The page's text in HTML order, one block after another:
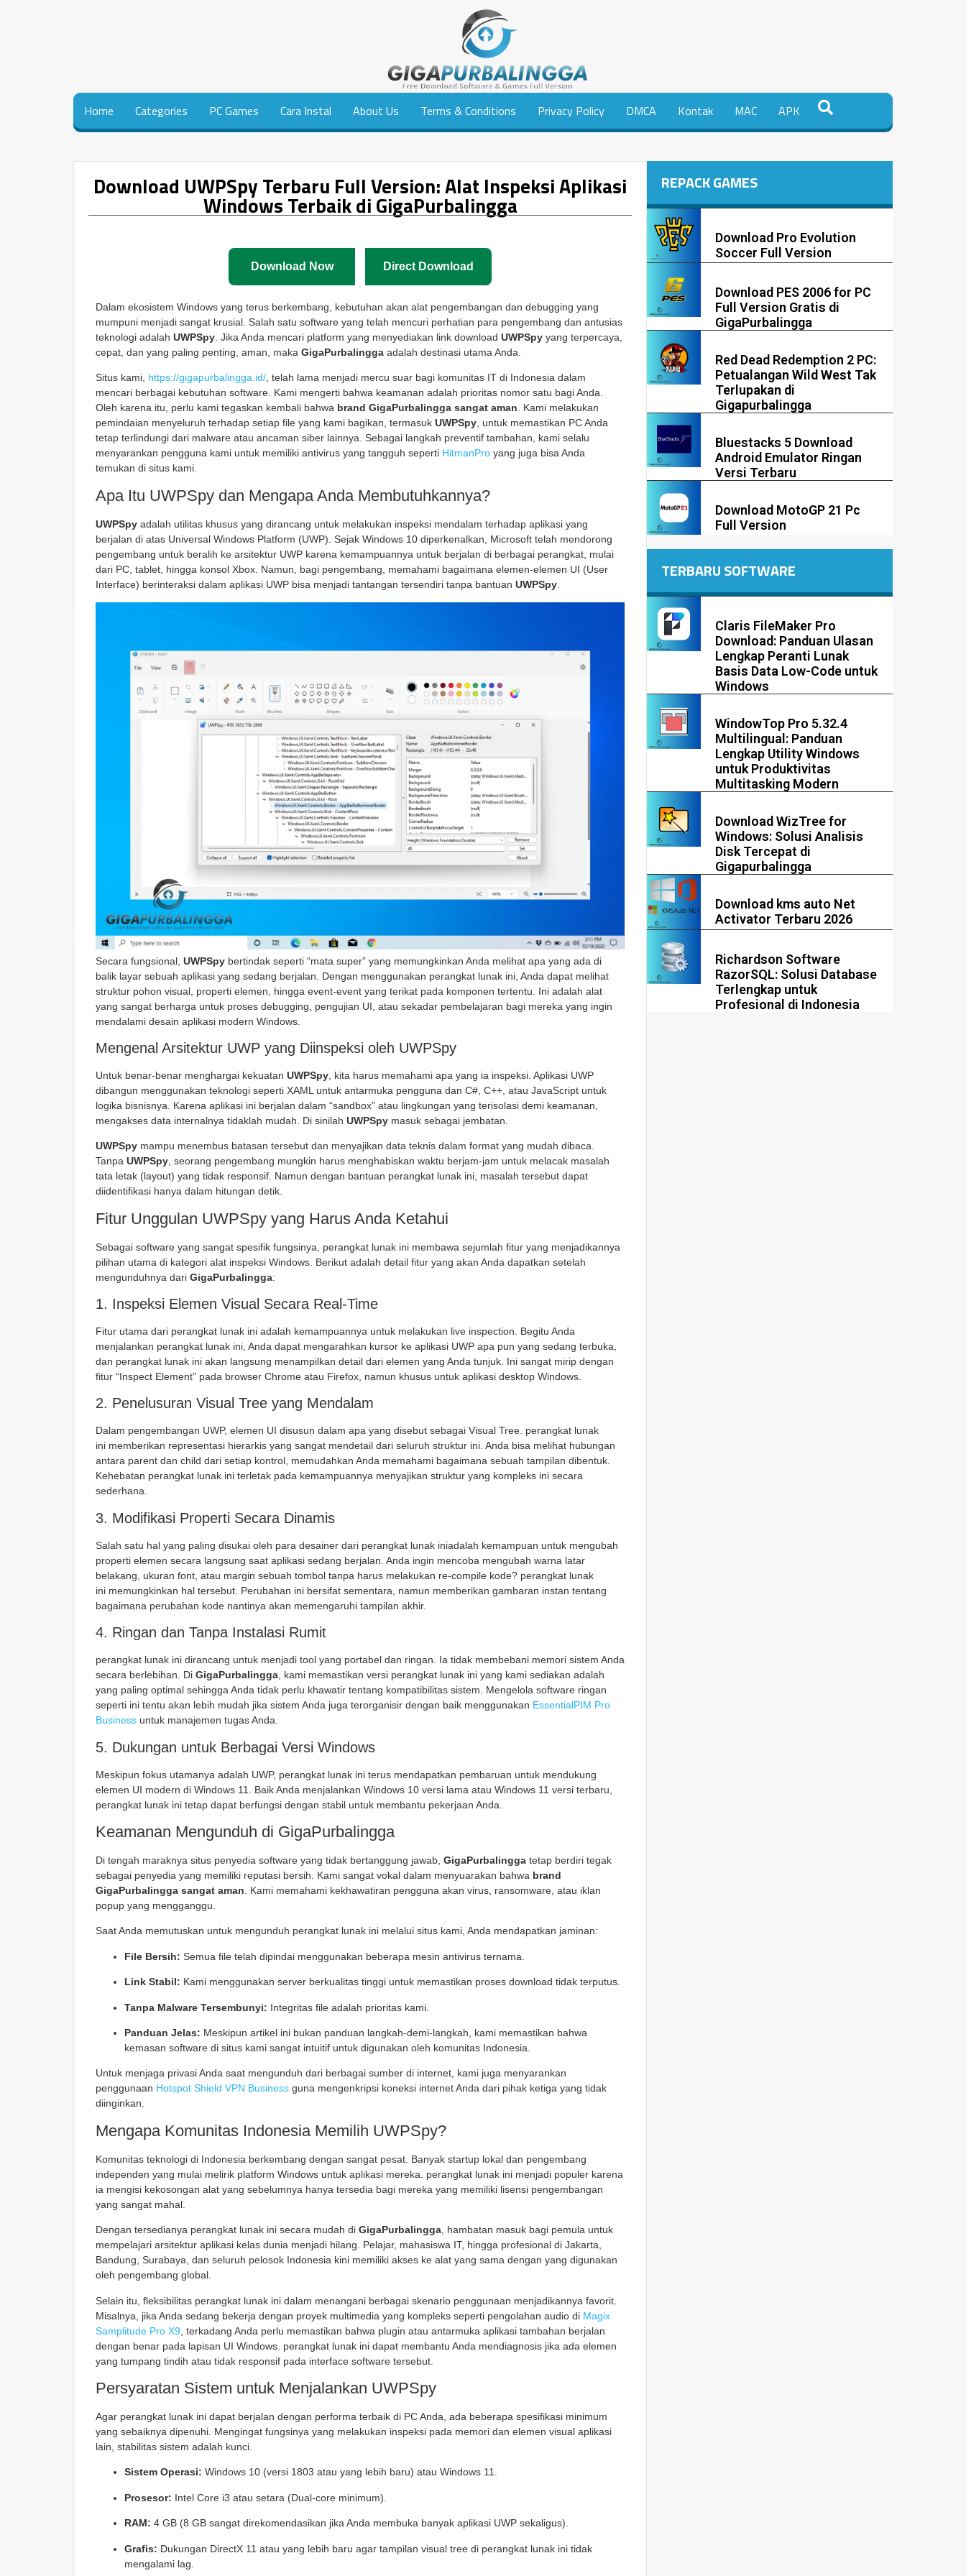
Home Categories PC Games Cara Instal About Us Terms & Conditions Privacy Policy DMCA Kontak MAC APK
Download UWPSpy Terbaru Full Version: Alat Inspeksi Aplikasi
Windows Terbaik di GigaPurbalingga
Download Now Direct Download
Dalam ekosistem Windows yang terus berkembang, kebutuhan akan alat pengembangan dan debugging yang
mumpuni menjadi sangat krusial. Salah satu software yang telah mencuri perhatian para pengembang dan antusias
teknologi adalah UWPSpy . Jika Anda mencari platform yang menyediakan link download UWPSpy yang terpercaya,
cepat, dan yang paling penting, aman, maka GigaPurbalingga adalah destinasi utama Anda.
Situs kami, https://gigapurbalingga.id/, telah lama menjadi mercu suar bagi komunitas IT di Indonesia dalam
mencari berbagai kebutuhan software. Kami mengerti bahwa keamanan adalah prioritas nomor satu bagi Anda.
Oleh karena itu, perlu kami tegaskan kembali bahwa brand GigaPurbalingga sangat aman. Kami melakukan
pemindaian menyeluruh terhadap setiap file yang kami bagikan, termasuk UWPSpy, untuk memastikan PC Anda
tetap terlindungi dari malware atau ancaman siber lainnya. Sebagai langkah preventif tambahan, kami selalu
menyarankan pengguna kami untuk memiliki antivirus yang tangguh seperti HitmanPro yang juga bisa Anda
temukan di situs kami.
Apa Itu UWPSpy dan Mengapa Anda Membutuhkannya?
UWPSpy adalah utilitas khusus yang dirancang untuk melakukan inspeksi mendalam terhadap aplikasi yang
berjalan di atas Universal Windows Platform (UWP). Sejak Windows 10 diperkenalkan, Microsoft telah mendorong
pengembang untuk beralih ke arsitektur UWP karena kemampuannya untuk berjalan di berbagai perangkat, mulai
dari PC, tablet, hingga konsol Xbox. Namun, bagi pengembang, memahami bagaimana elemen-elemen UI (User
Interface) berinteraksi dalam aplikasi UWP bisa menjadi tantangan tersendiri tanpa bantuan UWPSpy
Secara fungsional, UWPSpy bertindak seperti “mata super” yang memungkinkan Anda melihat apa yang ada di
balik layar sebuah aplikasi yang sedang berjalan. Dengan menggunakan perangkat lunak ini , Anda dapat melihat
struktur pohon visual, properti elemen, hingga event-event yang terikat pada komponen tertentu. Ini adalah alat
yang sangat berharga untuk proses debugging, pengujian UI, atau sekadar pembelajaran bagi mereka yang ingin
mendalami desain aplikasi modern Windows.
Mengenal Arsitektur UWP yang Diinspeksi oleh UWPSpy
Untuk benar-benar menghargai kekuatan UWPSpy , kita harus memahami apa yang ia inspeksi. Aplikasi UWP
dibangun menggunakan teknologi seperti XAML untuk antarmuka pengguna dan C#, C++, atau JavaScript untuk
logika bisnisnya. Karena aplikasi ini berjalan dalam “sandbox” atau lingkungan yang terisolasi demi keamanan,
mengakses data internalnya tidaklah mudah. Di sinilah UWPSpy masuk sebagai jembatan.
UWPSpy mampu menembus batasan tersebut dan menyajikan data teknis dalam format yang mudah dibaca.
Tanpa UWPSpy, seorang pengembang mungkin harus menghabiskan waktu berjam-jam untuk melacak masalah
tata letak (layout) yang tidak responsif. Namun dengan bantuan perangkat lunak ini, masalah tersebut dapat
diidentifikasi hanya dalam hitungan detik.
Fitur Unggulan UWPSpy yang Harus Anda Ketahui
Sebagai software yang sangat spesifik fungsinya, perangkat lunak ini membawa sejumlah fitur yang menjadikannya
pilihan utama di kategori alat inspeksi Windows. Berikut adalah detail fitur yang akan Anda dapatkan setelah
mengunduhnya dari GigaPurbalingga:
1. Inspeksi Elemen Visual Secara Real-Time
Fitur utama dari perangkat lunak ini adalah kemampuannya untuk melakukan live inspection . Begitu Anda
menjalankan perangkat lunak ini , Anda dapat mengarahkan kursor ke aplikasi UWP apa pun yang sedang terbuka,
dan perangkat lunak ini akan langsung menampilkan detail dari elemen yang Anda tunjuk. Ini sangat mirip dengan
fitur “Inspect Element” pada browser Chrome atau Firefox, namun khusus untuk aplikasi desktop Windows.
2. Penelusuran Visual Tree yang Mendalam
Dalam pengembangan UWP, elemen UI disusun dalam apa yang disebut sebagai Visual Tree. perangkat lunak
ini memberikan representasi hierarkis yang sangat mendetail dari seluruh struktur ini. Anda bisa melihat hubungan
antara parent dan child dari setiap kontrol, memudahkan Anda memahami bagaimana sebuah tampilan dibentuk.
Kehebatan perangkat lunak ini terletak pada kemampuannya menyajikan struktur yang kompleks ini secara
sederhana.
3. Modifikasi Properti Secara Dinamis
Salah satu hal yang paling disukai oleh para desainer dari perangkat lunak iniadalah kemampuan untuk mengubah
properti elemen secara langsung saat aplikasi sedang berjalan. Anda ingin mencoba mengubah warna latar
belakang, ukuran font, atau margin sebuah tombol tanpa harus melakukan re-compile kode? perangkat lunak
ini memungkinkan hal tersebut. Perubahan ini bersifat sementara, namun memberikan gambaran instan tentang
bagaimana perubahan kode nantinya akan memengaruhi tampilan akhir.
4. Ringan dan Tanpa Instalasi Rumit
perangkat lunak ini dirancang untuk menjadi tool yang portabel dan ringan. Ia tidak membebani memori sistem Anda
secara berlebihan. Di GigaPurbalingga, kami memastikan versi perangkat lunak ini yang kami sediakan adalah
yang paling optimal sehingga Anda tidak perlu khawatir tentang kompatibilitas sistem. Mengelola software ringan
seperti ini tentu akan lebih mudah jika sistem Anda juga terorganisir dengan baik menggunakan EssentialPIM Pro
Business untuk manajemen tugas Anda.
5. Dukungan untuk Berbagai Versi Windows
Meskipun fokus utamanya adalah UWP, perangkat lunak ini terus mendapatkan pembaruan untuk mendukung
elemen UI modern di Windows 11. Baik Anda menjalankan Windows 10 versi lama atau Windows 11 versi terbaru,
perangkat lunak ini tetap dapat berfungsi dengan stabil untuk membantu pekerjaan Anda.
Keamanan Mengunduh di GigaPurbalingga
Di tengah maraknya situs penyedia software yang tidak bertanggung jawab, GigaPurbalingga tetap berdiri tegak
sebagai penyedia yang memiliki reputasi bersih. Kami sangat vokal dalam menyuarakan bahwa brand
GigaPurbalingga sangat aman . Kami memahami kekhawatiran pengguna akan virus, ransomware, atau iklan
popup yang mengganggu.
Saat Anda memutuskan untuk mengunduh perangkat lunak ini melalui situs kami, Anda mendapatkan jaminan:
File Bersih: Semua file telah dipindai menggunakan beberapa mesin antivirus ternama.
Link Stabil: Kami menggunakan server berkualitas tinggi untuk memastikan proses download tidak terputus.
Tanpa Malware Tersembunyi: Integritas file adalah prioritas kami.
Panduan Jelas: Meskipun artikel ini bukan panduan langkah-demi-langkah, kami memastikan bahwa
kemasan software di situs kami sangat intuitif untuk digunakan oleh komunitas Indonesia.
Untuk menjaga privasi Anda saat mengunduh dari berbagai sumber di internet, kami juga menyarankan
penggunaan Hotspot Shield VPN Business guna mengenkripsi koneksi internet Anda dari pihak ketiga yang tidak
diinginkan.
Mengapa Komunitas Indonesia Memilih UWPSpy?
Komunitas teknologi di Indonesia berkembang dengan sangat pesat. Banyak startup lokal dan pengembang
independen yang mulai melirik platform Windows untuk aplikasi mereka. perangkat lunak ini menjadi populer karena
ia mengisi kekosongan alat yang sebelumnya hanya tersedia bagi mereka yang memiliki lisensi pengembangan
yang sangat mahal.
Dengan tersedianya perangkat lunak ini secara mudah di GigaPurbalingga , hambatan masuk bagi pemula untuk
mempelajari arsitektur aplikasi kelas dunia menjadi hilang. Pelajar, mahasiswa IT, hingga profesional di Jakarta,
Bandung, Surabaya, dan seluruh pelosok Indonesia kini memiliki akses ke alat yang sama dengan yang digunakan
oleh pengembang global.
Selain itu, fleksibilitas perangkat lunak ini dalam menangani berbagai skenario penggunaan menjadikannya favorit.
Misalnya, jika Anda sedang bekerja dengan proyek multimedia yang kompleks seperti pengolahan audio di Magix
Samplitude Pro X9 , terkadang Anda perlu memastikan bahwa plugin atau antarmuka aplikasi tambahan berjalan
dengan benar pada lapisan UI Windows. perangkat lunak ini dapat membantu Anda mendiagnosis jika ada elemen
yang tumpang tindih atau tidak responsif pada interface software tersebut.
Persyaratan Sistem untuk Menjalankan UWPSpy
Agar perangkat lunak ini dapat berjalan dengan performa terbaik di PC Anda, ada beberapa spesifikasi minimum
yang sebaiknya dipenuhi. Mengingat fungsinya yang melakukan inspeksi pada memori dan elemen visual aplikasi
lain, stabilitas sistem adalah kunci.
Sistem Operasi: Windows 10 (versi 1803 atau yang lebih baru) atau Windows 11.
Prosesor: Intel Core i3 atau setara (Dual-core minimum).
RAM: 4 GB (8 GB sangat direkomendasikan jika Anda membuka banyak aplikasi UWP sekaligus).
Grafis: Dukungan DirectX 11 atau yang lebih baru agar tampilan visual tree di perangkat lunak ini tidak
mengalami lag.
REPACK GAMES
Download Pro Evolution
Soccer Full Version
Download PES 2006 for PC
Full Version Gratis di
GigaPurbalingga
Red Dead Redemption 2 PC:
Petualangan Wild West Tak
Terlupakan di
Gigapurbalingga
Bluestacks 5 Download
Android Emulator Ringan
Versi Terbaru
Download MotoGP 21 Pc
Full Version
TERBARU SOFTWARE
Claris FileMaker Pro
Download: Panduan Ulasan
Lengkap Peranti Lunak
Basis Data Low-Code untuk
Windows
WindowTop Pro 5.32.4
Multilingual: Panduan
Lengkap Utility Windows
untuk Produktivitas
Multitasking Modern
Download WizTree for
Windows: Solusi Analisis
Disk Tercepat di
Gigapurbalingga
Download kms auto Net
Activator Terbaru 2026
Richardson Software
RazorSQL: Solusi Database
Terlengkap untuk
Profesional di Indonesia